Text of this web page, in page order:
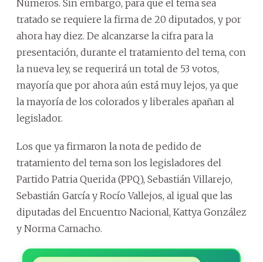
Números. Sin embargo, para que el tema sea
tratado se requiere la firma de 20 diputados, y por
ahora hay diez. De alcanzarse la cifra para la
presentación, durante el tratamiento del tema, con
la nueva ley, se requerirá un total de 53 votos,
mayoría que por ahora aún está muy lejos, ya que
la mayoría de los colorados y liberales apañan al
legislador.
Los que ya firmaron la nota de pedido de
tratamiento del tema son los legisladores del
Partido Patria Querida (PPQ), Sebastián Villarejo,
Sebastián García y Rocío Vallejos, al igual que las
diputadas del Encuentro Nacional, Kattya González
y Norma Camacho.